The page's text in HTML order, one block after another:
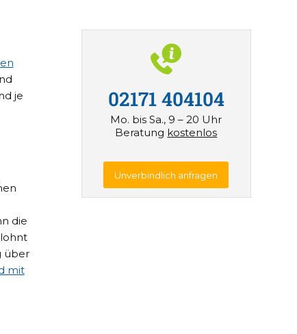
je
die
über
mit
02171 404104
Mo. bis Sa., 9 – 20 Uhr
Beratung kostenlos
Unverbindlich anfragen